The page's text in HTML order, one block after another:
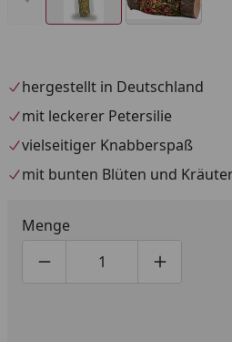
hergestellt in Deutschland
mit leckerer Petersilie
vielseitiger Knabberspaß
mit bunten Blüten und
Menge
Produktmenge um eins
Produktmenge